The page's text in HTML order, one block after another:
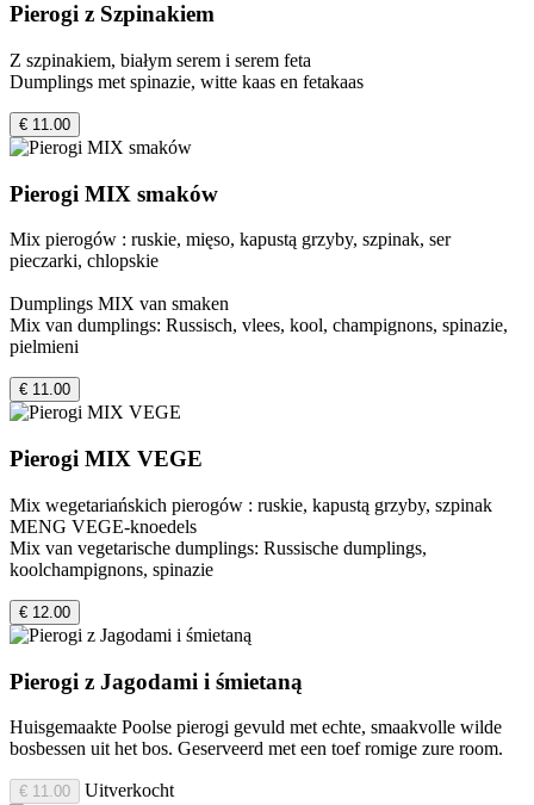
Pierogi z Szpinakiem
Z szpinakiem, białym serem i serem feta
Dumplings met spinazie, witte kaas en fetakaas
€ 11.00
Pierogi MIX smaków
Mix pierogów : ruskie, mięso, kapustą grzyby, szpinak, ser
pieczarki, chlopskie
Dumplings MIX van smaken
Mix van dumplings: Russisch, vlees, kool, champignons, spinazie,
pielmieni
€ 11.00
Pierogi MIX VEGE
Mix wegetariańskich pierogów : ruskie, kapustą grzyby, szpinak
MENG VEGE-knoedels
Mix van vegetarische dumplings: Russische dumplings,
koolchampignons, spinazie
€ 12.00
Pierogi z Jagodami i śmietaną
Huisgemaakte Poolse pierogi gevuld met echte, smaakvolle wilde
bosbessen uit het bos. Geserveerd met een toef romige zure room.
€ 11.00 Uitverkocht